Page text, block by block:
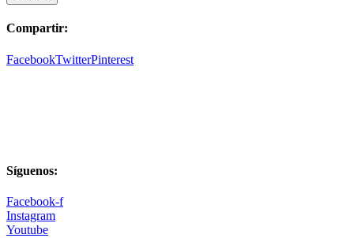
Compartir:
FacebookTwitterPinterest
Síguenos:
Facebook-f
Instagram
Youtube